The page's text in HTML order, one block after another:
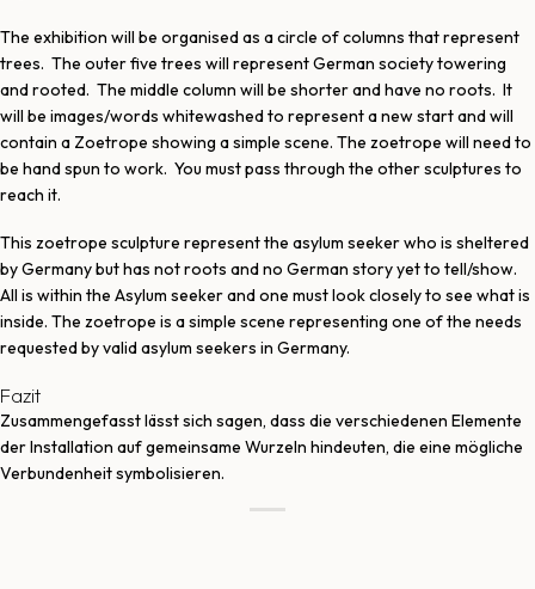
The exhibition will be organised as a circle of columns that represent
trees. The outer five trees will represent German society towering
and rooted. The middle column will be shorter and have no roots. It
will be images/words whitewashed to represent a new start and will
contain a Zoetrope showing a simple scene. The zoetrope will need to
be hand spun to work. You must pass through the other sculptures to
reach it.
This zoetrope sculpture represent the asylum seeker who is sheltered
by Germany but has not roots and no German story yet to tell/show.
All is within the Asylum seeker and one must look closely to see what is
inside. The zoetrope is a simple scene representing one of the needs
requested by valid asylum seekers in Germany.
Fazit
Zusammengefasst lässt sich sagen, dass die verschiedenen Elemente
der Installation auf gemeinsame Wurzeln hindeuten, die eine mögliche
Verbundenheit symbolisieren.